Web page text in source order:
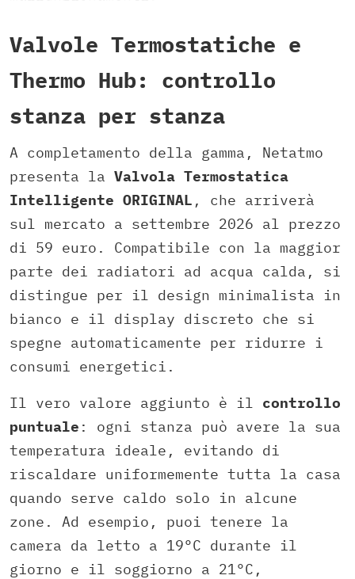
Valvole Termostatiche e
Thermo Hub: controllo
stanza per stanza
A completamento della gamma, Netatmo
presenta la Valvola Termostatica
Intelligente ORIGINAL , che arriverà
sul mercato a settembre 2026 al prezzo
di 59 euro. Compatibile con la maggior
parte dei radiatori ad acqua calda, si
distingue per il design minimalista in
bianco e il display discreto che si
spegne automaticamente per ridurre i
consumi energetici.
Il vero valore aggiunto è il controllo
puntuale : ogni stanza può avere la sua
temperatura ideale, evitando di
riscaldare uniformemente tutta la casa
quando serve caldo solo in alcune
zone. Ad esempio, puoi tenere la
camera da letto a 19°C durante il
giorno e il soggiorno a 21°C,